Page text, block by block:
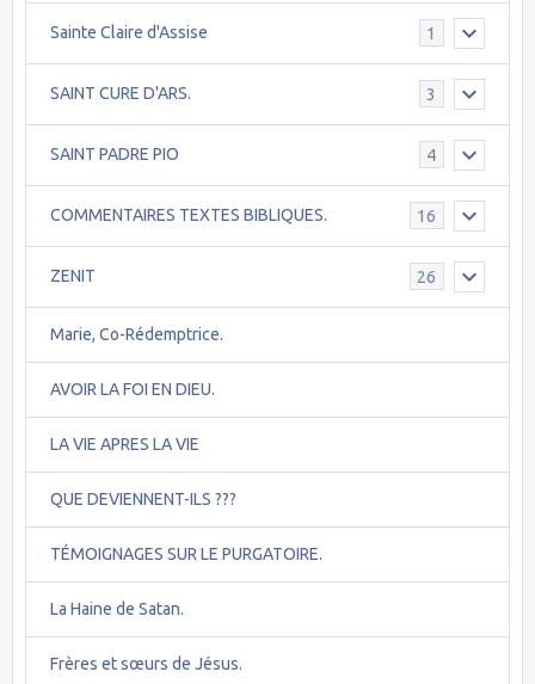
Sainte Claire d'Assise 1
SAINT CURE D'ARS. 3
SAINT PADRE PIO 4
COMMENTAIRES TEXTES BIBLIQUES. 16
ZENIT 26
Marie, Co-Rédemptrice.
AVOIR LA FOI EN DIEU.
LA VIE APRES LA VIE
QUE DEVIENNENT-ILS ???
TÉMOIGNAGES SUR LE PURGATOIRE.
La Haine de Satan.
Frères et sœurs de Jésus.